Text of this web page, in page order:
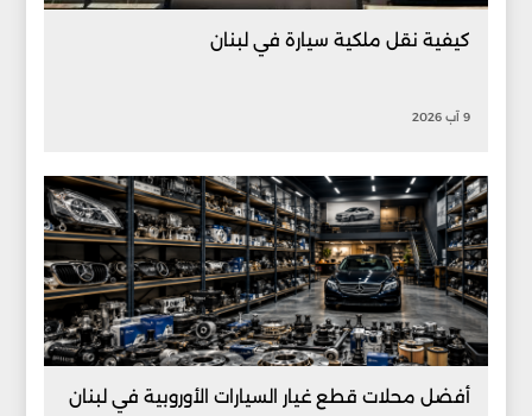
كيفية نقل ملكية سيارة في لبنان
9 آب 2026
أفضل محلات قطع غيار السيارات الأوروبية في لبنان